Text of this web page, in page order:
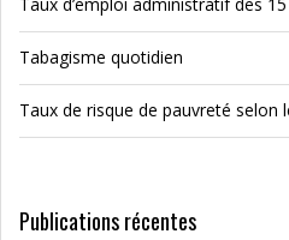
Tabagisme quotidien
Taux de risque de pauvreté selon
Publications récentes